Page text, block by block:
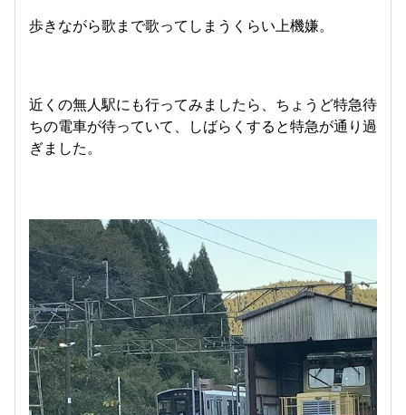
歩きながら歌まで歌ってしまうくらい上機嫌。
近くの無人駅にも行ってみましたら、ちょうど特急待
ちの電車が待っていて、しばらくすると特急が通り過
ぎました。